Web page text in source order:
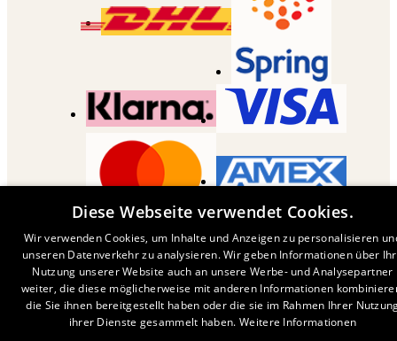
Diese Webseite verwendet Cookies.
Wir verwenden Cookies, um Inhalte und Anzeigen zu personalisieren
unseren Datenverkehr zu analysieren. Wir geben Informationen über
Nutzung unserer Website auch an unsere Werbe- und Analysepartner
weiter, die diese möglicherweise mit anderen Informationen
die Sie ihnen bereitgestellt haben oder die sie im Rahmen Ihrer
ihrer Dienste gesammelt haben. Weitere Informationen